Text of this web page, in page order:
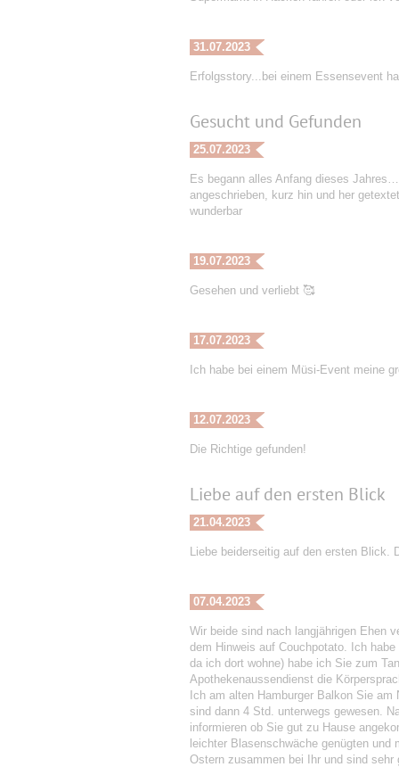
31.07.2023
Erfolgsstory...bei einem Essensevent
Gesucht und Gefunden
25.07.2023
Es begann alles Anfang dieses
angeschrieben, kurz hin und her
wunderbar
19.07.2023
Gesehen und verliebt 🥰
17.07.2023
Ich habe bei einem Müsi-Event meine
12.07.2023
Die Richtige gefunden!
Liebe auf den ersten Blick
21.04.2023
Liebe beiderseitig auf den ersten Blick.
07.04.2023
Wir beide sind nach langjährigen Ehen
dem Hinweis auf Couchpotato. Ich
da ich dort wohne) habe ich Sie zum
Apothekenaussendienst die
Ich am alten Hamburger Balkon Sie
sind dann 4 Std. unterwegs gewesen.
informieren ob Sie gut zu Hause
leichter Blasenschwäche genügten
Ostern zusammen bei Ihr und sind